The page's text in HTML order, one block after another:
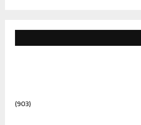
(903)